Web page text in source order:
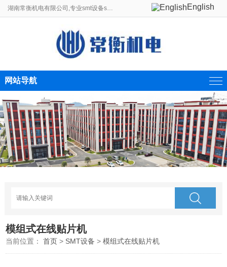
湖南常衡机电有限公司,专业smt设备smt贴片机生产线制造商。 English
网站导航
模组式在线贴片机
当前位置：首页 > SMT设备 >模组式在线贴片机